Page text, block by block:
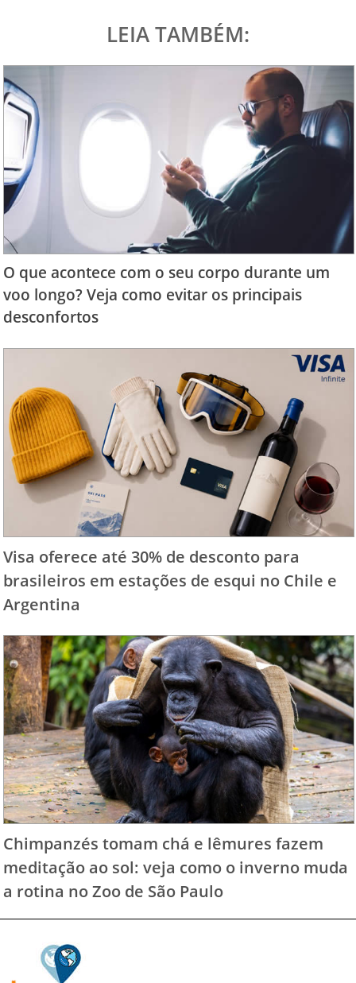
LEIA TAMBÉM:
O que acontece com o seu corpo durante um
voo longo? Veja como evitar os principais
desconfortos
Visa oferece até 30% de desconto para
brasileiros em estações de esqui no Chile e
Argentina
Chimpanzés tomam chá e lêmures fazem
meditação ao sol: veja como o inverno muda
a rotina no Zoo de São Paulo